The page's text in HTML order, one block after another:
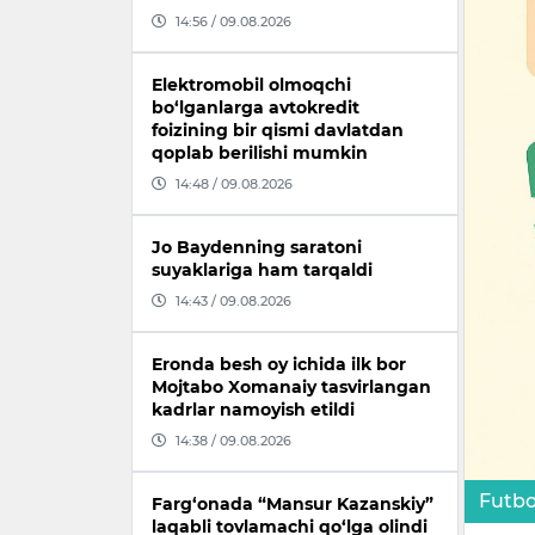
14:56 / 09.08.2026
Elektromobil olmoqchi
bo‘lganlarga avtokredit
foizining bir qismi davlatdan
qoplab berilishi mumkin
14:48 / 09.08.2026
Jo Baydenning saratoni
suyaklariga ham tarqaldi
14:43 / 09.08.2026
Eronda besh oy ichida ilk bor
Mojtabo Xomanaiy tasvirlangan
kadrlar namoyish etildi
14:38 / 09.08.2026
Farg‘onada “Mansur Kazanskiy”
laqabli tovlamachi qo‘lga olindi